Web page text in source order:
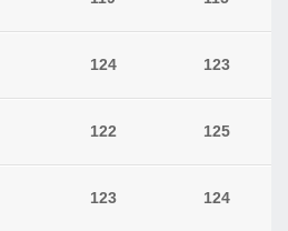
124 123
122 125
123 124